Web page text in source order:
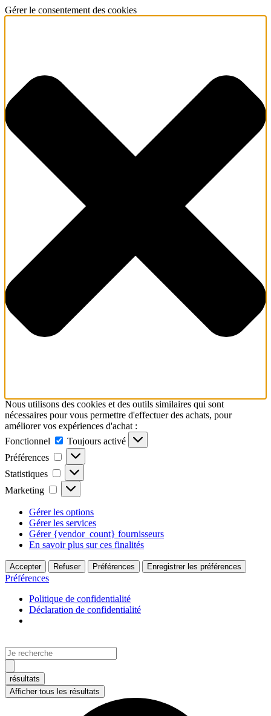
Gérer le consentement des cookies
Nous utilisons des cookies et des outils similaires qui sont
nécessaires pour vous permettre d'effectuer des achats, pour
améliorer vos expériences d'achat :
Fonctionnel
Fonctionnel
Toujours activé
Préférences
Préférences
Statistiques Statistiques
Marketing Marketing
Gérer les options
Gérer les services
Gérer {vendor_count} fournisseurs
En savoir plus sur ces finalités
Accepter Refuser Préférences Enregistrer les préférences
Préférences
Politique de confidentialité
Déclaration de confidentialité
au
contenu
Search
...
résultats
Afficher tous les résultats